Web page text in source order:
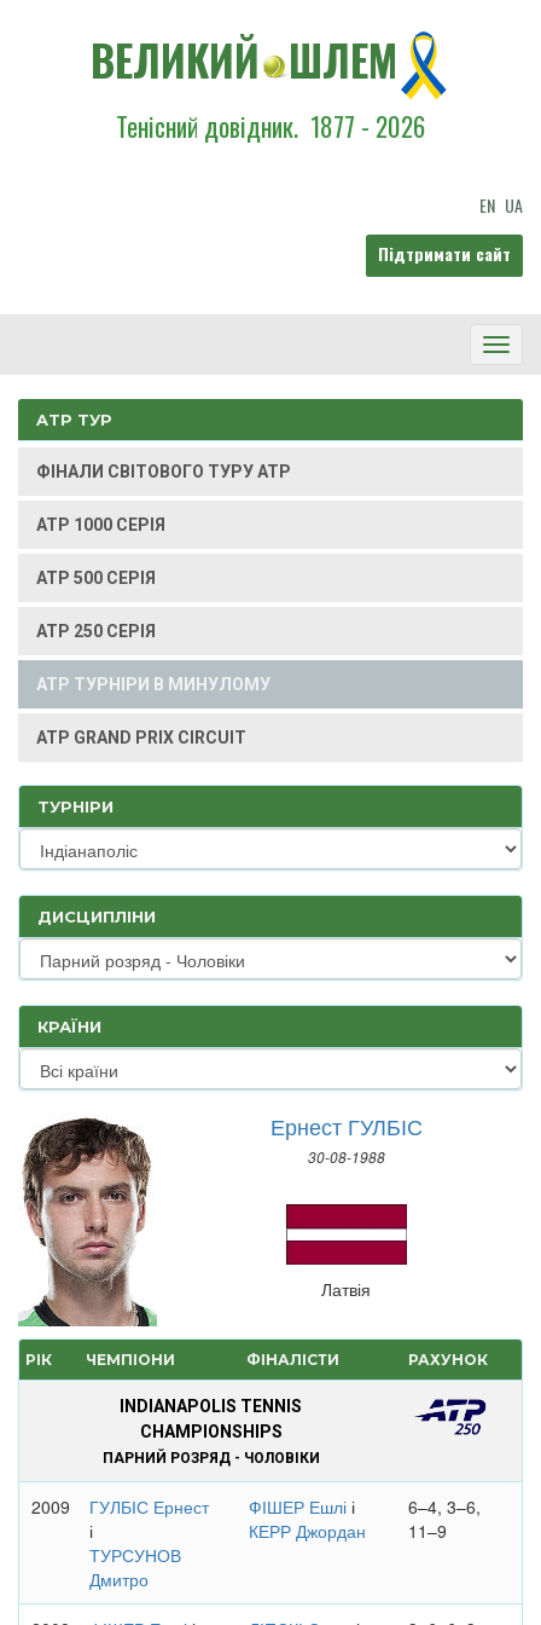
ВЕЛИКИЙ ШЛЕМ
Тенісний довідник. 1877 - 2026
EN UA
Підтримати сайт
ATP ТУР
ФІНАЛИ СВІТОВОГО ТУРУ ATP
ATP 1000 СЕРІЯ
ATP 500 СЕРІЯ
ATP 250 СЕРІЯ
ATP ТУРНІРИ В МИНУЛОМУ
ATP GRAND PRIX CIRCUIT
ТУРНІРИ
ДИСЦИПЛІНИ
КРАЇНИ
Ернест ГУЛБІС
30-08-1988
Латвія
РІК ЧЕМПІОНИ ФІНАЛІСТИ РАХУНОК
INDIANAPOLIS TENNIS
CHAMPIONSHIPS
ПАРНИЙ РОЗРЯД - ЧОЛОВІКИ
2009
ГУЛБІС Ернест
і
ТУРСУНОВ
Дмитро
ФІШЕР Ешлі і
КЕРР Джордан
6–4, 3–6,
11–9